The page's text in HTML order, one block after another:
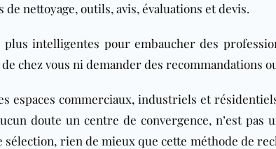
nettoyage, outils, avis, évaluations et devis.
plus intelligentes pour embaucher des
chez vous ni demander des recommandations
espaces commerciaux, industriels et
doute un centre de convergence, n’est pas
rien de mieux que cette méthode de